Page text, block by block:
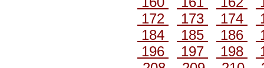
172
173 174
184
185 186
196
197 198